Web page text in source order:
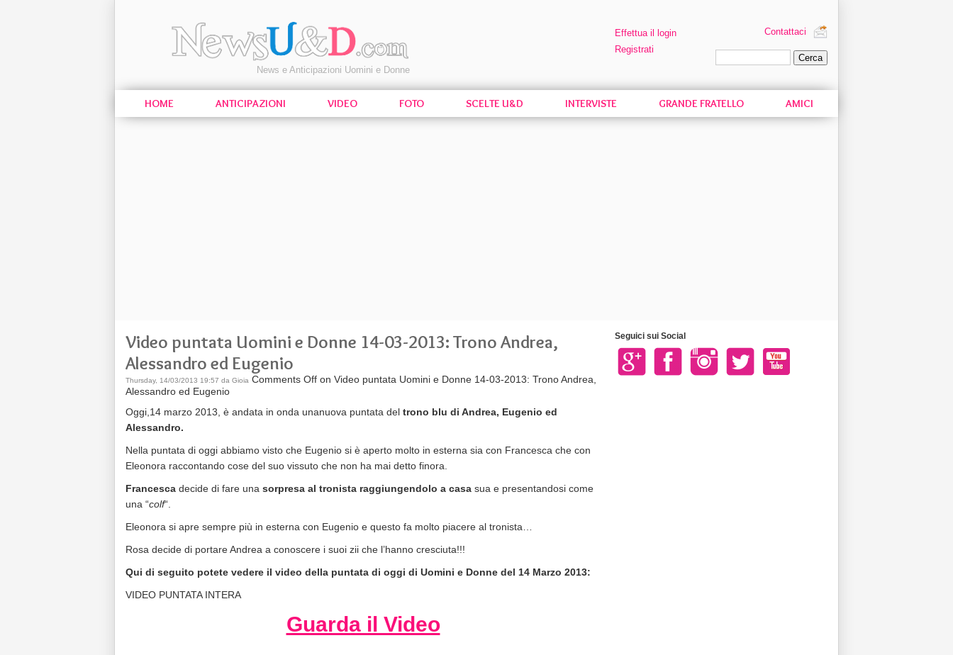
News e Anticipazioni Uomini e Donne
Effettua il login
Registrati
Contattaci
HOME ANTICIPAZIONI VIDEO FOTO SCELTE U&D INTERVISTE GRANDE FRATELLO AMICI
Video puntata Uomini e Donne 14-03-2013: Trono Andrea,
Alessandro ed Eugenio
Thursday, 14/03/2013 19:57 da Gioia Comments Off on Video puntata Uomini e Donne 14-03-2013: Trono Andrea,
Alessandro ed Eugenio
Oggi,14 marzo 2013, è andata in onda unanuova puntata del trono blu di Andrea, Eugenio ed
Alessandro.
Nella puntata di oggi abbiamo visto che Eugenio si è aperto molto in esterna sia con Francesca che con
Eleonora raccontando cose del suo vissuto che non ha mai detto finora.
Francesca decide di fare una sorpresa al tronista raggiungendolo a casa sua e presentandosi come
una “colf“.
Eleonora si apre sempre più in esterna con Eugenio e questo fa molto piacere al tronista…
Rosa decide di portare Andrea a conoscere i suoi zii che l’hanno cresciuta!!!
Qui di seguito potete vedere il video della puntata di oggi di Uomini e Donne del 14 Marzo 2013:
VIDEO PUNTATA INTERA
Guarda il Video
Seguici sui Social